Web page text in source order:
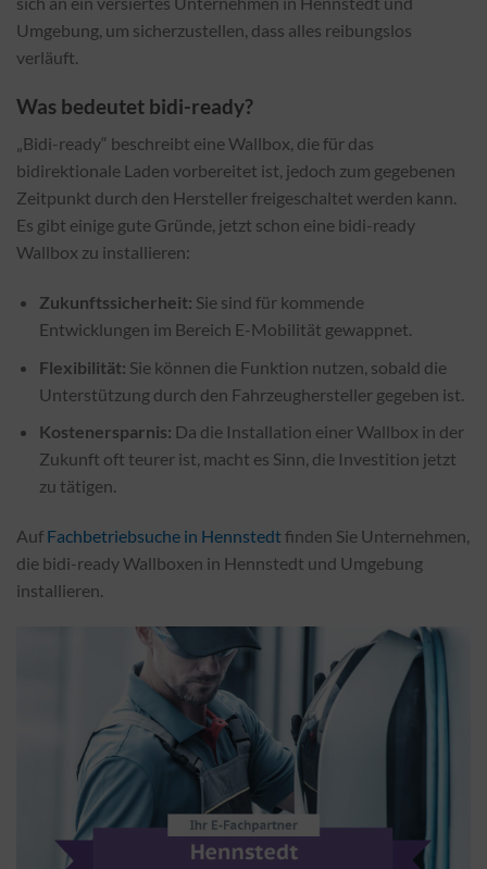
Umgebung, um sicherzustellen, dass alles reibungslos
verläuft.
Was bedeutet bidi-ready?
„Bidi-ready“ beschreibt eine Wallbox, die für das
bidirektionale Laden vorbereitet ist, jedoch zum gegebenen
Zeitpunkt durch den Hersteller freigeschaltet werden kann.
Es gibt einige gute Gründe, jetzt schon eine bidi-ready
Wallbox zu installieren:
Zukunftssicherheit: Sie sind für kommende
Entwicklungen im Bereich E-Mobilität gewappnet.
Flexibilität: Sie können die Funktion nutzen, sobald die
Unterstützung durch den Fahrzeughersteller gegeben ist.
Kostenersparnis: Da die Installation einer Wallbox in der
Zukunft oft teurer ist, macht es Sinn, die Investition jetzt
zu tätigen.
Auf Fachbetriebsuche in Hennstedtfinden Sie Unternehmen,
die bidi-ready Wallboxen in Hennstedt und Umgebung
installieren.